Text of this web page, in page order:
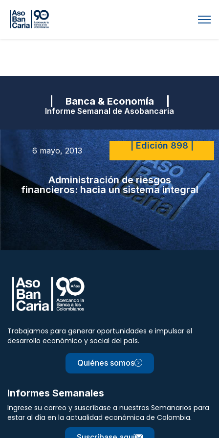
| Banca & Economía |
Informe Semanal de Asobancaria
6 mayo, 2013 | Edición 898 |
Administración de riesgos
financieros: hacia un sistema integral
Trabajamos para generar oportunidades e impulsar el
desarrollo económico y social del país.
Quiénes somos
Informes Semanales
Ingrese su correo y suscríbase a nuestros Semanarios para
estar al día en la actualidad económica de Colombia.